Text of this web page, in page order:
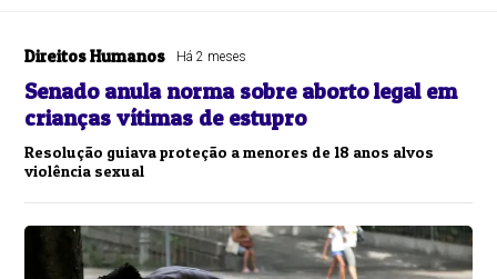
Direitos Humanos Há 2 meses
Senado anula norma sobre aborto legal em
crianças vítimas de estupro
Resolução guiava proteção a menores de 18 anos alvos
violência sexual